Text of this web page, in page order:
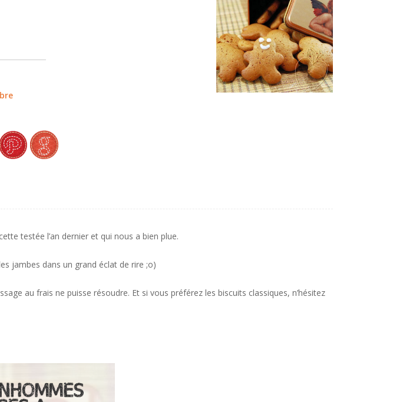
testée l’an dernier et qui nous a bien plue.
jambes dans un grand éclat de rire ;o)
au frais ne puisse résoudre. Et si vous préférez les biscuits classiques, n’hésitez